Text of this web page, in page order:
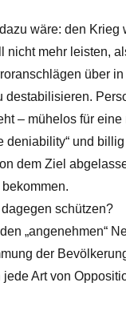
wäre: den Krieg
nicht mehr leisten,
über
destabilisieren.
– mühelos für eine
deniability“ und
dem Ziel
schützen?
„angenehmen“
der
Art von